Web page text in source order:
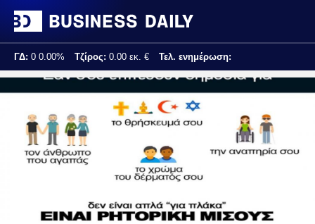
ΓΔ: 0 0.00% Τζίρος: 0.00 εκ. € Τελ. ενημέρωση: